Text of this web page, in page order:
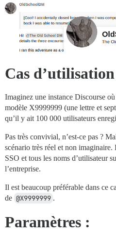
Cas
Imaginez une instance Discourse
modèle X9999999 (une lettre et
qu’il y ait 100 000 utilisateurs
Pas très convivial, n’est-ce pas ?
scénario très réel et non imaginaire.
SSO et tous les noms d’utilisateur
l’entreprise.
Il est beaucoup préférable dans ce
de @X9999999 .
Paramètres :